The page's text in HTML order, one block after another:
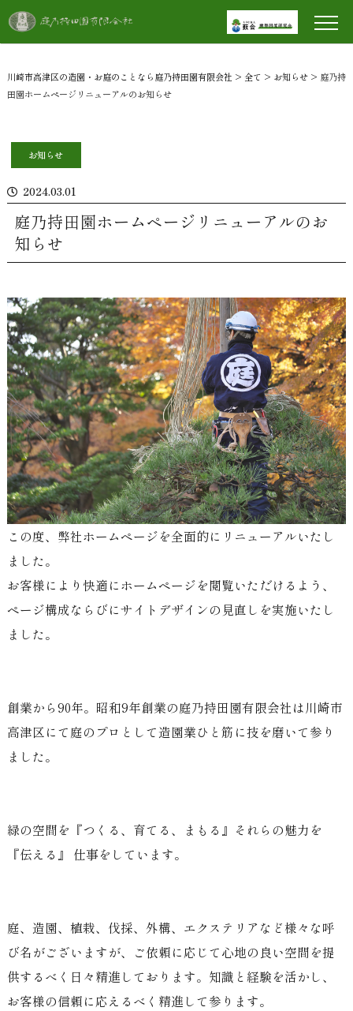
川崎市高津区の造園・お庭のことなら庭乃持田園有限会社 > 全て > お知らせ> 庭乃持
田園ホームページリニューアルのお知らせ
お知らせ
2024.03.01
庭乃持田園ホームページリニューアルのお
知らせ
この度、弊社ホームページを全面的にリニューアルいたし
ました。
お客様により快適にホームページを閲覧いただけるよう、
ページ構成ならびにサイトデザインの見直しを実施いたし
ました。
創業から90年。昭和9年創業の庭乃持田園有限会社は川崎市
高津区にて庭のプロとして造園業ひと筋に技を磨いて参り
ました。
緑の空間を『つくる、育てる、まもる』それらの魅力を
『伝える』 仕事をしています。
庭、造園、植栽、伐採、外構、エクステリアなど様々な呼
び名がございますが、ご依頼に応じて心地の良い空間を提
供するべく日々精進しております。知識と経験を活かし、
お客様の信頼に応えるべく精進して参ります。